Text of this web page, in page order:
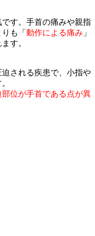
です。手首の痛みや親指
も「 動作による痛み 」
す。
迫される疾患で、小指や
部位が手首である点が異